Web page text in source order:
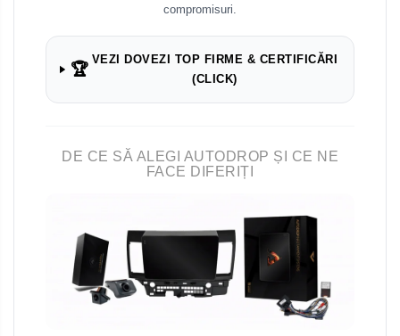
compromisuri.
🏆
VEZI DOVEZI TOP FIRME & CERTIFICĂRI
(CLICK)
DE CE SĂ ALEGI AUTODROP ȘI CE NE
FACE DIFERIȚI